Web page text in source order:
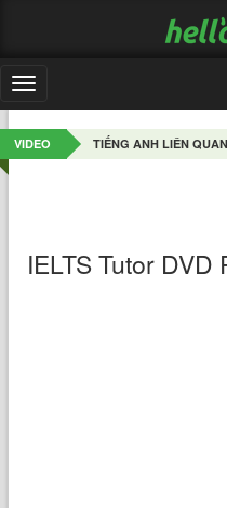
Toggle
navigation
VIDEO TIẾNG ANH LIÊN
IELTS Tutor DVD